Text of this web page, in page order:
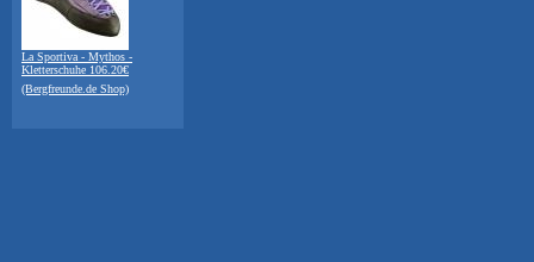
La Sportiva - Mythos -
Kletterschuhe 106.20€
(Bergfreunde.de Shop)